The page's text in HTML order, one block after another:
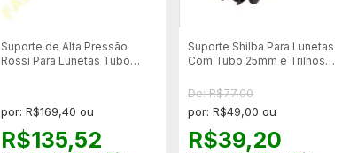
Suporte de Alta Pressão
Rossi Para Lunetas Tubo
por: R$169,40 ou
R$135,52
Suporte Shilba Para Lunetas
Com Tubo 25mm e Trilhos
De: R$77,00
por: R$49,00 ou
R$39,20